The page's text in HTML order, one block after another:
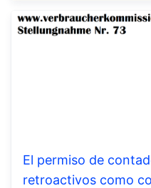
El permiso de
retroactivos como